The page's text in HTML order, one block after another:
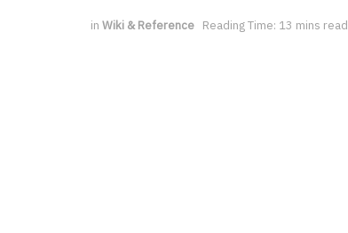
in Wiki & Reference Reading Time: 13 mins read